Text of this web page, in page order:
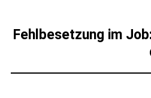
Fehlbesetzung im